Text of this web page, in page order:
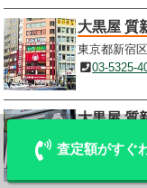
大黒屋 質
東京都新宿
03-5325-
大黒屋 質
東京都新宿
03-6709-
査定額がすぐ
LINE
宅配買取を